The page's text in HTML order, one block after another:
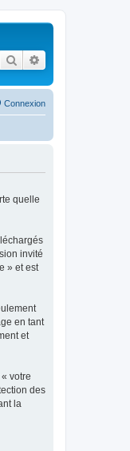
Rechercher
Connexion
quelle
invité
» et est
en tant
et
votre
des
la